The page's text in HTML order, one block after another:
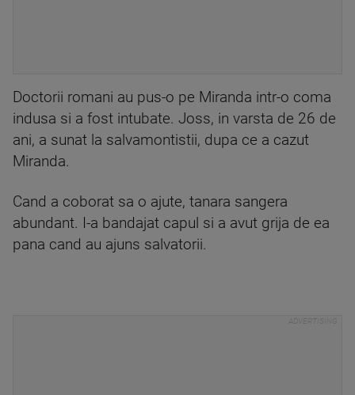
Doctorii romani au pus-o pe Miranda intr-o coma
indusa si a fost intubate. Joss, in varsta de 26 de
ani, a sunat la salvamontistii, dupa ce a cazut
Miranda.
Cand a coborat sa o ajute, tanara sangera
abundant. I-a bandajat capul si a avut grija de ea
pana cand au ajuns salvatorii.